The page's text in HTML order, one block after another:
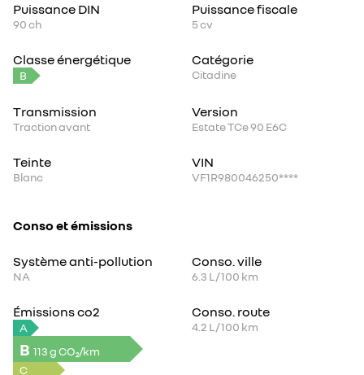
Puissance DIN
90ch
Puissance fiscale
5cv
Classe énergétique
B
Catégorie
Citadine
Transmission
Traction avant
Version
Estate TCe 90 E6C
Teinte
Blanc
VIN
VF1R980046250****
Conso et émissions
Système anti-pollution
NA
Conso. ville
6.3 L / 100 km
Émissions co2
A
B 113 g CO₂/km
C
Conso. route
4.2 L / 100 km